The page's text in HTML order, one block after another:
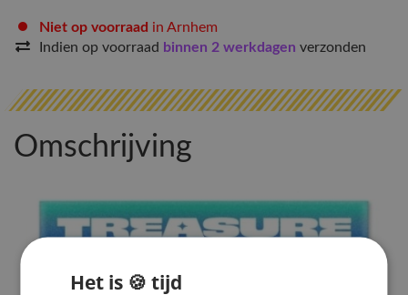
Niet op voorraad in Arnhem
Indien op voorraad binnen 2 werkdagen verzonden
Omschrijving
Het is 🍪 tijd